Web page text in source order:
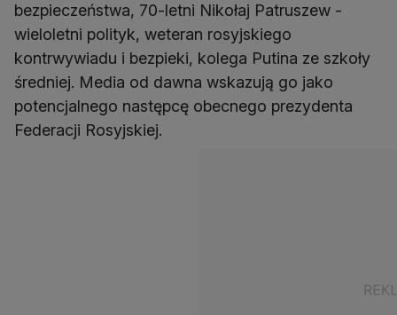
bezpieczeństwa, 70-letni Nikołaj Patruszew -
wieloletni polityk, weteran rosyjskiego
kontrwywiadu i bezpieki, kolega Putina ze szkoły
średniej. Media od dawna wskazują go jako
potencjalnego następcę obecnego prezydenta
Federacji Rosyjskiej.